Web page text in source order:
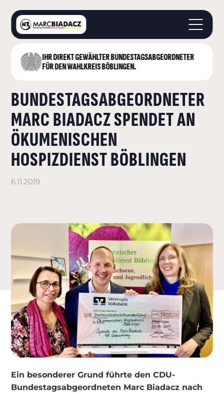
IHR DIREKT GEWÄHLTER BUNDESTAGS­ABGEORDNETER
FÜR DEN WAHLKREIS BÖBLINGEN.
STARTSEITE
LANDKREIS BÖBLINGEN
DEUTSCHER BUNDESTAG
AKTUELLES
KONTAKT
BUNDESTAGSABGEORDNETER
MARC BIADACZ SPENDET AN
ÖKUMENISCHEN
HOSPIZDIENST BÖBLINGEN
6.11.2019
Ein besonderer Grund führte den CDU-
Bundestagsabgeordneten Marc Biadacz nach